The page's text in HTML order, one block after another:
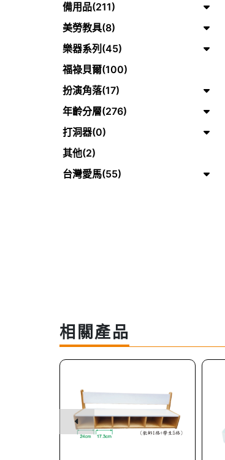
備用品(211)
美勞教具(8)
樂器系列(45)
福祿貝爾(100)
扮演角落(17)
年齡分層(276)
打洞器(0)
其他(2)
台灣愛馬(55)
相關產品